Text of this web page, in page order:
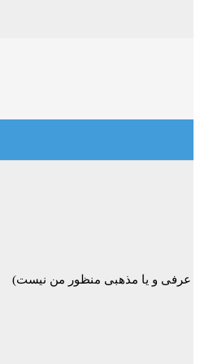
عرفی و یا مذهبی منظور من نیست)